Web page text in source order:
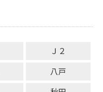
Ｊ２
八戸